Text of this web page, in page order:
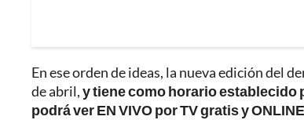
En ese orden de ideas, la nueva edición del
de abril,y tiene como horario establecido
podrá ver EN VIVO por TV gratis y